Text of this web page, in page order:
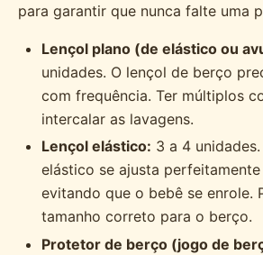
para garantir que nunca falte uma
Lençol plano (de elástico ou
unidades. O lençol de berço
com frequência. Ter múltiplos
intercalar as lavagens.
Lençol elástico: 3 a 4
elástico se ajusta
evitando que o bebê se enrole.
tamanho correto para o berço.
Protetor de berço (jogo de